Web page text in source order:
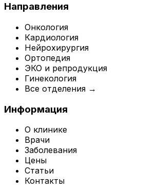
Направления
Онкология
Кардиология
Нейрохирургия
Ортопедия
ЭКО и репродукция
Гинекология
Все отделения →
Информация
О клинике
Врачи
Заболевания
Цены
Статьи
Контакты